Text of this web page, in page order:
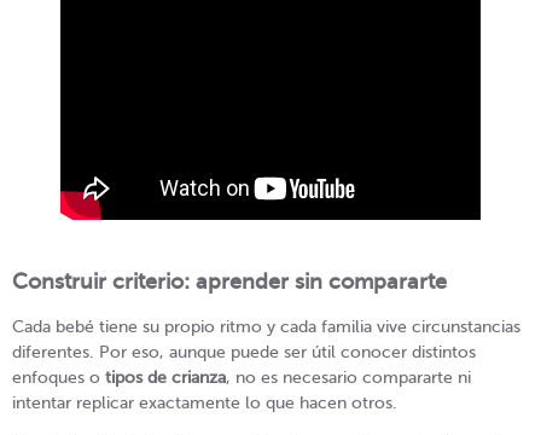
Construir criterio: aprender sin compararte
Cada bebé tiene su propio ritmo y cada familia vive circunstancias
diferentes. Por eso, aunque puede ser útil conocer distintos
enfoques o tipos de crianza, no es necesario compararte ni
intentar replicar exactamente lo que hacen otros.